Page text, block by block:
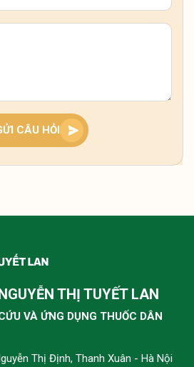
hay bị tê bì hai bàn tay vào ban
mất cảm giác, không biết có
hay bệnh gì nguy hiểm không
thông kém hoặc chèn ép
nên giữ ấm, xoa bóp nhẹ và
dài, nên thăm khám sớm
và điều chỉnh kịp thời.
đêm rất khó chịu thì có cách nào
lâu năm thường do khí
vận động nhẹ và dưỡng
để cải thiện từ gốc. Nếu kéo
thăm khám sớm để xử lý
CÂU HỎI
THỊ TUYẾT LAN
VÀ ỨNG DỤNG THUỐC DÂN
Thị Định, Thanh Xuân - Hà Nội